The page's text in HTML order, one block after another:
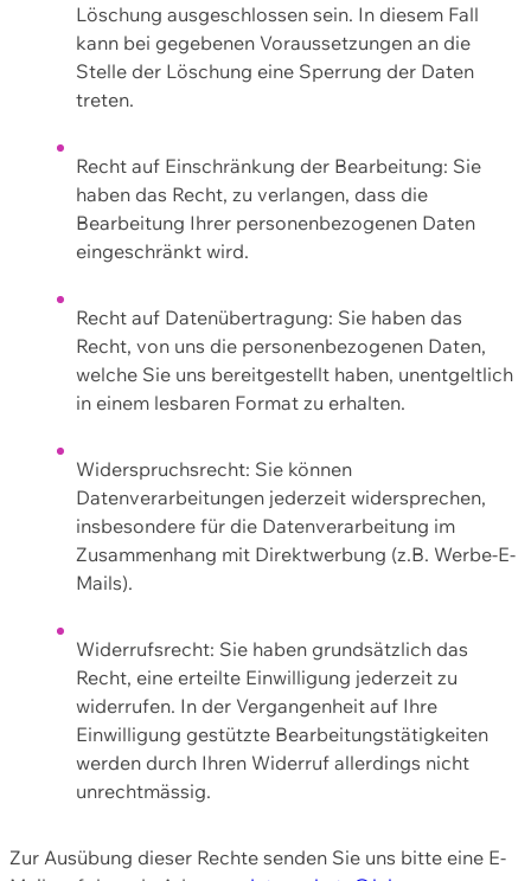
Löschung ausgeschlossen sein. In diesem Fall
kann bei gegebenen Voraussetzungen an die
Stelle der Löschung eine Sperrung der Daten
treten.
Recht auf Einschränkung der Bearbeitung: Sie
haben das Recht, zu verlangen, dass die
Bearbeitung Ihrer personenbezogenen Daten
eingeschränkt wird.
Recht auf Datenübertragung: Sie haben das
Recht, von uns die personenbezogenen Daten,
welche Sie uns bereitgestellt haben, unentgeltlich
in einem lesbaren Format zu erhalten.
Widerspruchsrecht: Sie können
Datenverarbeitungen jederzeit widersprechen,
insbesondere für die Datenverarbeitung im
Zusammenhang mit Direktwerbung (z.B. Werbe-E-
Mails).
Widerrufsrecht: Sie haben grundsätzlich das
Recht, eine erteilte Einwilligung jederzeit zu
widerrufen. In der Vergangenheit auf Ihre
Einwilligung gestützte Bearbeitungstätigkeiten
werden durch Ihren Widerruf allerdings nicht
unrechtmässig.
Zur Ausübung dieser Rechte senden Sie uns bitte eine E-